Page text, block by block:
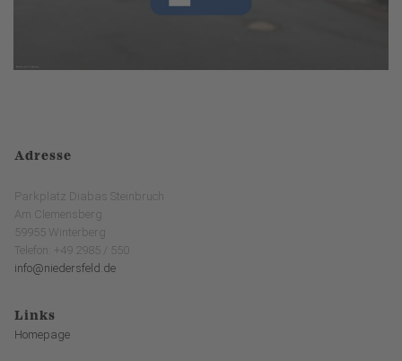
Adresse
Parkplatz Diabas Steinbruch
Am Clemensberg
59955 Winterberg
Telefon: +49 2985 / 550
info@niedersfeld.de
Links
Homepage